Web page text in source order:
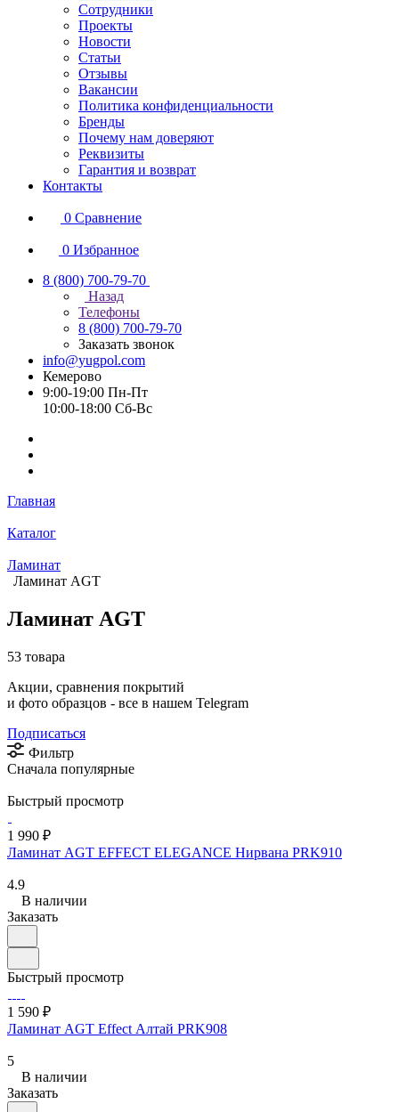
Сотрудники
Проекты
Новости
Статьи
Отзывы
Вакансии
Политика конфиденциальности
Бренды
Почему нам доверяют
Реквизиты
Гарантия и возврат
Контакты
0 Сравнение
0 Избранное
8 (800) 700-79-70
Назад
Телефоны
8 (800) 700-79-70
Заказать звонок
info@yugpol.com
Кемерово
9:00-19:00 Пн-Пт
10:00-18:00 Cб-Вс
Главная
Каталог
Ламинат
Ламинат AGT
Ламинат AGT
53 товара
Акции, сравнения покрытий
и фото образцов - все в нашем Telegram
Подписаться
Фильтр
Сначала популярные
Быстрый просмотр
1 990 ₽
Ламинат AGT EFFECT ELEGANCE Нирвана PRK910
4.9
В наличии
Заказать
Быстрый просмотр
1 590 ₽
Ламинат AGT Effect Алтай PRK908
5
В наличии
Заказать